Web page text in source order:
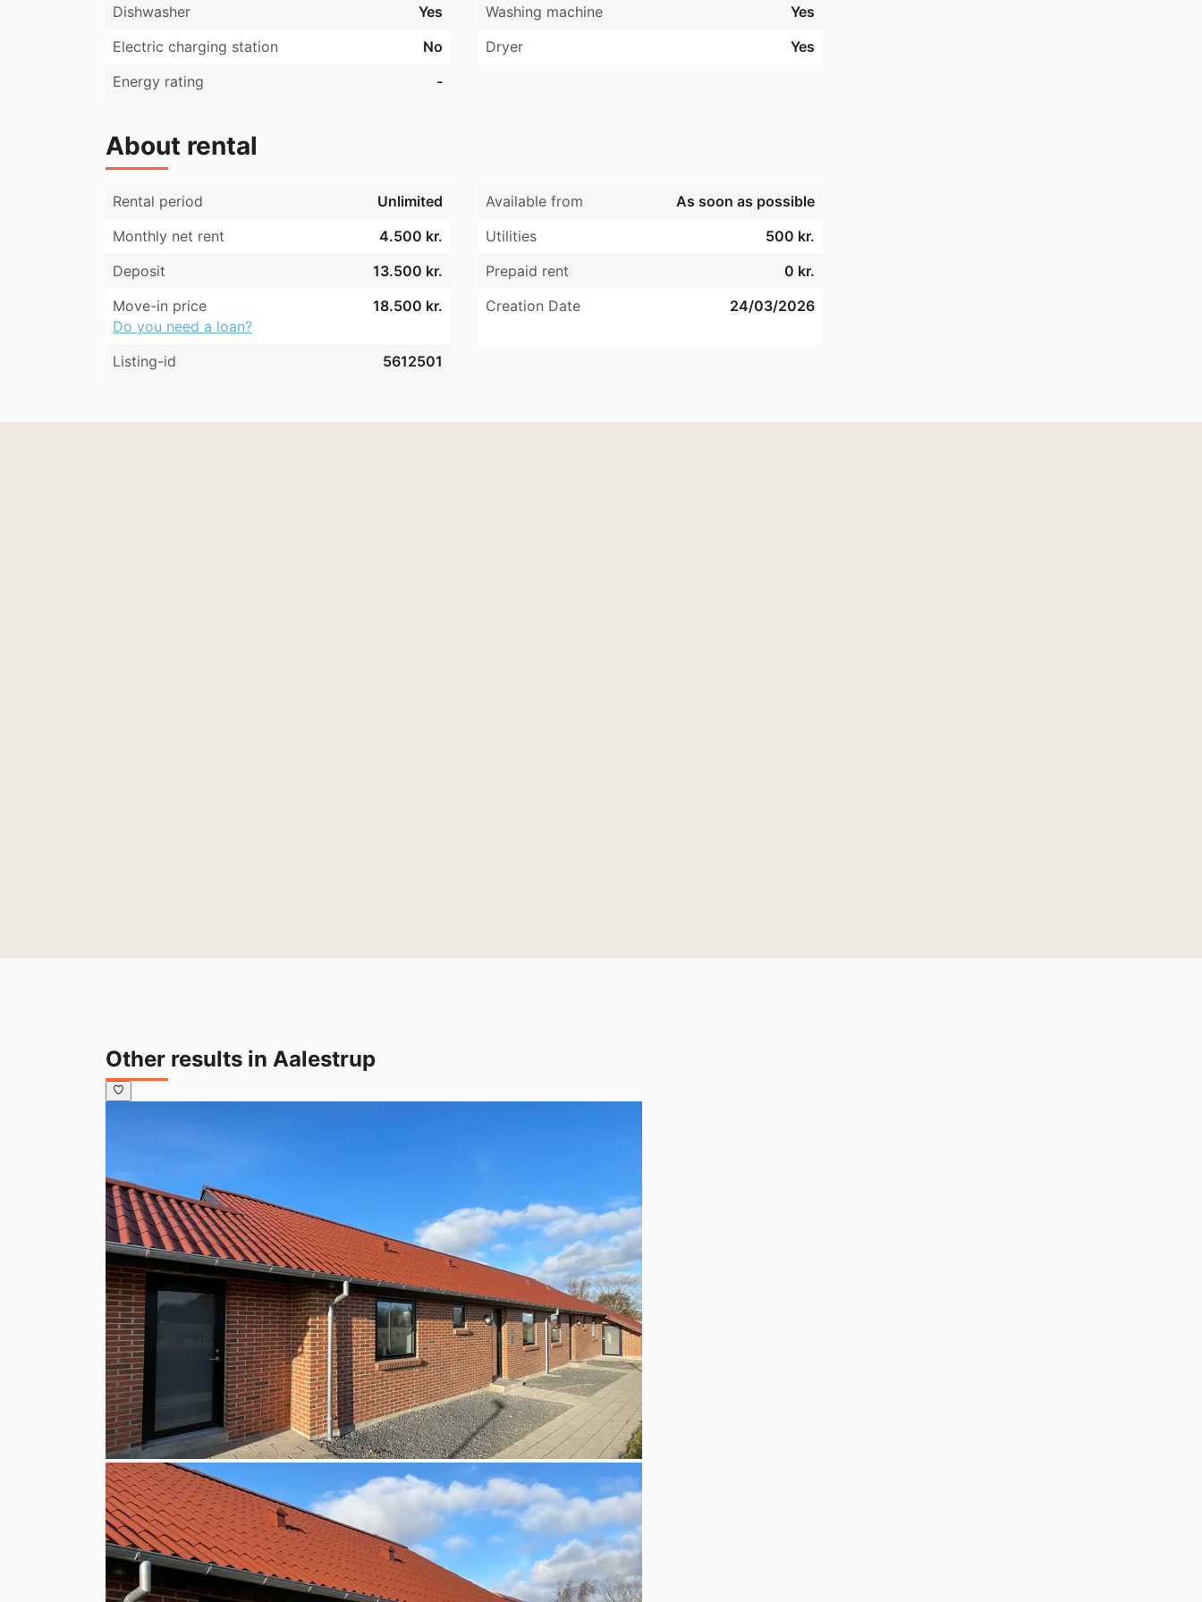
stilren atmosfære.
Lejligheden egner sig perfekt til en enkeltperson eller et par, der ønsker en
offentlig transport. Aalestrups rolige charme kombineret med lejlighedens
Dishwasher
Yes Washing machine
Yes
Electric charging station
No Dryer
Yes
Energy rating
-
About rental
Rental period Unlimited Available from
As soon as possible
Monthly net rent
4.500 kr. Utilities
500 kr.
Deposit
13.500 kr. Prepaid rent
0 kr.
Move-in price
18.500 kr.
Do you need a loan?
Creation Date 24/03/2026
Listing-id 5612501
Other results in Aalestrup